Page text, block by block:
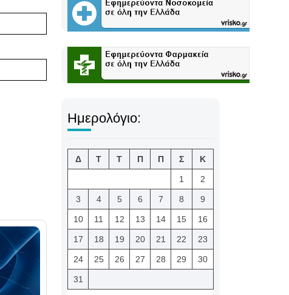
Ημερολόγιο:
Δ Τ Τ Π Π Σ Κ
1 2
3 4 5 6 7 8 9
10 11 12 13 14 15 16
17 18 19 20 21 22 23
24 25 26 27 28 29 30
31